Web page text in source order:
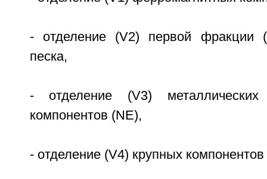
- отделение (V2) первой фракции
песка,
- отделение (V3) металлических
компонентов (NE),
- отделение (V4) крупных